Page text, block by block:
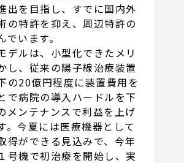
出を目指し、すでに国内外
の特許を抑え、周辺特許の
います。
デルは、小型化できたメリ
し、従来の陽子線治療装置
の20億円程度に装置費用を
で病院の導入ハードルを下
メンテナンスで利益を上げ
。今夏には医療機器として
得ができる見込みで、今年
号機で初治療を開始し、実